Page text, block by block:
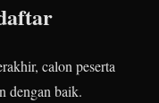
calon peserta
dengan baik.